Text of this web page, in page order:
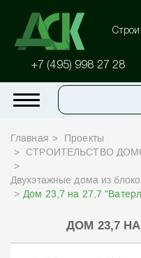
+7 (495) 998 27 28
Главная
Проекты
СТРОИТЕЛЬСТВО
Двухэтажные дома из
Дом 23,7 на 27,7
ДОМ 23,7